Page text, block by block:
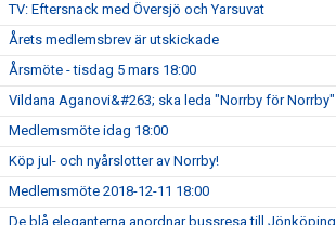
TV: Eftersnack med Översjö och Yarsuvat
Årets medlemsbrev är utskickade
Årsmöte - tisdag 5 mars 18:00
Vildana Aganovi&#263; ska leda "Norrby för Norrby"
Medlemsmöte idag 18:00
Köp jul- och nyårslotter av Norrby!
Medlemsmöte 2018-12-11 18:00
De blå eleganterna anordnar bussresa till Jönköping